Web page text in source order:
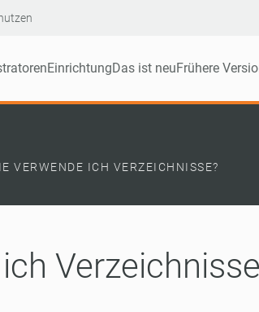
EinrichtungDas ist neuFrühere
VERWENDE ICH VERZEICHNISSE?